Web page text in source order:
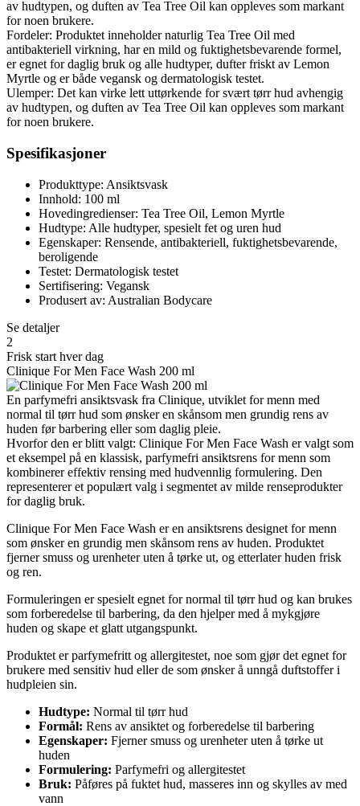
av hudtypen, og duften av Tea Tree Oil kan oppleves som markant
for noen brukere.
Fordeler: Produktet inneholder naturlig Tea Tree Oil med
antibakteriell virkning, har en mild og fuktighetsbevarende formel,
er egnet for daglig bruk og alle hudtyper, dufter friskt av Lemon
Myrtle og er både vegansk og dermatologisk testet.
Ulemper: Det kan virke lett uttørkende for svært tørr hud avhengig
av hudtypen, og duften av Tea Tree Oil kan oppleves som markant
for noen brukere.
Spesifikasjoner
Produkttype: Ansiktsvask
Innhold: 100 ml
Hovedingredienser: Tea Tree Oil, Lemon Myrtle
Hudtype: Alle hudtyper, spesielt fet og uren hud
Egenskaper: Rensende, antibakteriell, fuktighetsbevarende,
beroligende
Testet: Dermatologisk testet
Sertifisering: Vegansk
Produsert av: Australian Bodycare
Se detaljer
2
Frisk start hver dag
Clinique For Men Face Wash 200 ml
En parfymefri ansiktsvask fra Clinique, utviklet for menn med
normal til tørr hud som ønsker en skånsom men grundig rens av
huden før barbering eller som daglig pleie.
Hvorfor den er blitt valgt: Clinique For Men Face Wash er valgt som
et eksempel på en klassisk, parfymefri ansiktsrens for menn som
kombinerer effektiv rensing med hudvennlig formulering. Den
representerer et populært valg i segmentet av milde renseprodukter
for daglig bruk.
Clinique For Men Face Wash er en ansiktsrens designet for menn
som ønsker en grundig men skånsom rens av huden. Produktet
fjerner smuss og urenheter uten å tørke ut, og etterlater huden frisk
og ren.
Formuleringen er spesielt egnet for normal til tørr hud og kan brukes
som forberedelse til barbering, da den hjelper med å mykgjøre
huden og skape et glatt utgangspunkt.
Produktet er parfymefritt og allergitestet, noe som gjør det egnet for
brukere med sensitiv hud eller de som ønsker å unngå duftstoffer i
hudpleien sin.
Hudtype: Normal til tørr hud
Formål: Rens av ansiktet og forberedelse til barbering
Egenskaper: Fjerner smuss og urenheter uten å tørke ut
huden
Formulering: Parfymefri og allergitestet
Bruk: Påføres på fuktet hud, masseres inn og skylles av med
vann